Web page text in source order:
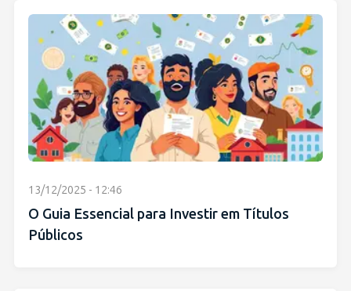
13/12/2025 - 12:46
O Guia Essencial para Investir em Títulos
Públicos